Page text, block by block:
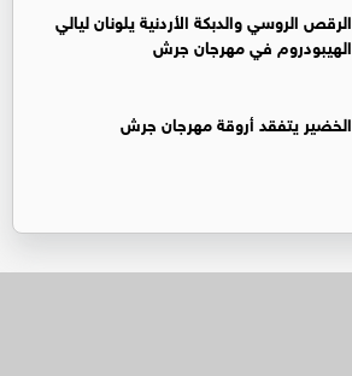
الرقص الروسي والدبكة الأردنية يلونان ليالي
الهيبودروم في مهرجان جرش
الخضير يتفقد أروقة مهرجان جرش